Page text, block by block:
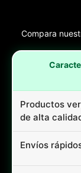
Compara
Productos
de alta
Envíos